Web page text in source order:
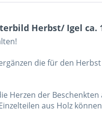
Herbst/ Igel ca.
die für den
Herzen der
aus Holz